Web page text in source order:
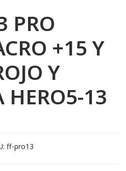
PRO
+15 Y
Y
HERO5-13
ff-pro13